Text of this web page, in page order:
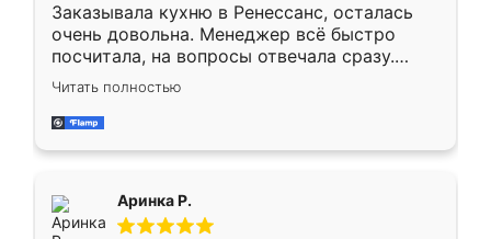
Заказывала кухню в Ренессанс, осталась
очень довольна. Менеджер всё быстро
посчитала, на вопросы отвечала сразу.
Замерщик приехал в субботу, подошёл к
делу со всей ответственностью. Собрали
за день, ребята работали аккуратно, даже
Читать полностью
Аринка Р.